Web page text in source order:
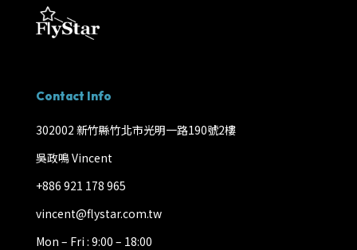
Contact Info
302002 新竹縣竹北市光明一路190號2樓
吳政鳴 Vincent
+886 921 178 965
vincent@flystar.com.tw
Mon – Fri : 9:00 – 18:00